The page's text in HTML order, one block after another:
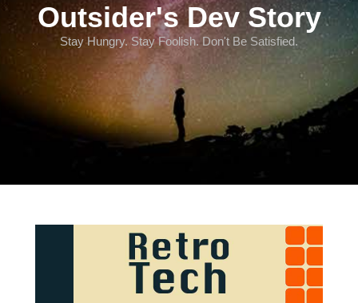
Outsider's Dev Story
Stay Hungry. Stay Foolish. Don't Be Satisfied.